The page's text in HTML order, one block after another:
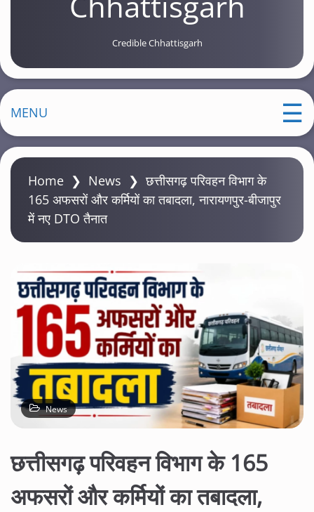
Credible Chhattisgarh
MENU
Home ❯ News ❯छत्तीसगढ़ परिवहन विभाग के
165 अफसरों और कर्मियों का तबादला, नारायणपुर-बीजापुर
में नए DTO तैनात
News
छत्तीसगढ़ परिवहन विभाग के 165
अफसरों और कर्मियों का तबादला,